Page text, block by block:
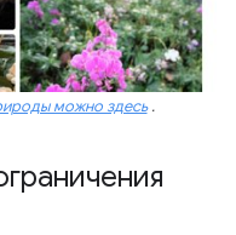
можно здесь.